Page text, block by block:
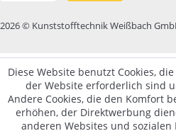
2026 © Kunststofftechnik Weißbach
Diese Website benutzt Cookies,
der Website erforderlich sind
Andere Cookies, die den Komfort
erhöhen, der Direktwerbung
anderen Websites und